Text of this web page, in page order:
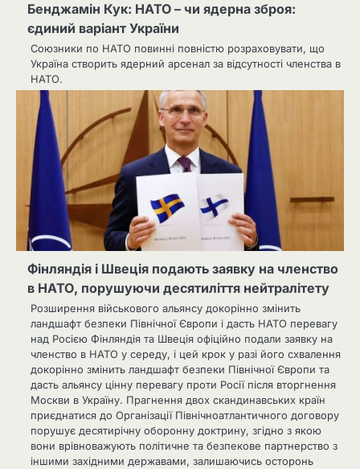
Бенджамін Кук: НАТО – чи ядерна зброя:
єдиний варіант України
Союзники по НАТО повинні повністю розраховувати, що
Україна створить ядерний арсенал за відсутності членства в
НАТО.
Фінляндія і Швеція подають заявку на членство
в НАТО, порушуючи десятиліття нейтралітету
Розширення військового альянсу докорінно змінить
ландшафт безпеки Північної Європи і дасть НАТО перевагу
над Росією Фінляндія та Швеція офіційно подали заявку на
членство в НАТО у середу, і цей крок у разі його схвалення
докорінно змінить ландшафт безпеки Північної Європи та
дасть альянсу цінну перевагу проти Росії після вторгнення
Москви в Україну. Прагнення двох скандинавських країн
приєднатися до Організації Північноатлантичного договору
порушує десятирічну оборонну доктрину, згідно з якою
вони врівноважують політичне та безпекове партнерство з
іншими західними державами, залишаючись осторонь